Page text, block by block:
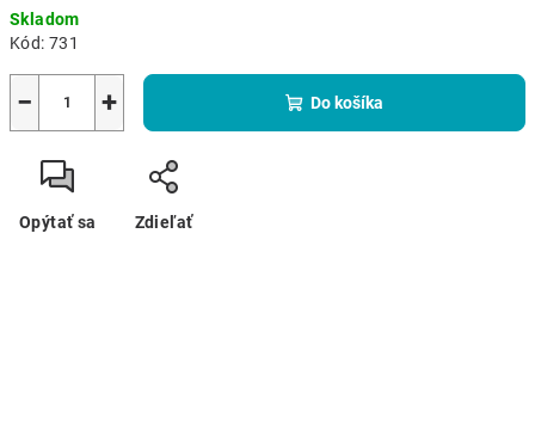
cena:
Skladom
Kód: 731
+
− Do košíka
Opýtať sa Zdieľať